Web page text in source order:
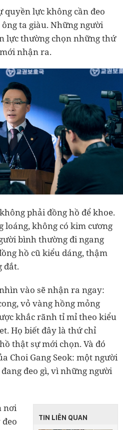
lực không cần đeo
ta giàu. Những người
lực thường chọn những thứ
nhận ra.
phải đồng hồ để khoe.
loáng, không có kim cương
bình thường đi ngang
hồ cũ kiểu dáng, thậm
đắt.
vào sẽ nhận ra ngay:
vỏ vàng hồng mỏng
khắc rãnh tỉ mỉ theo kiểu
Họ biết đây là thứ chỉ
thật sự mới chọn. Và đó
Choi Gang Seok: một người
đeo gì, vì những người
TIN LIÊN QUAN
nơi